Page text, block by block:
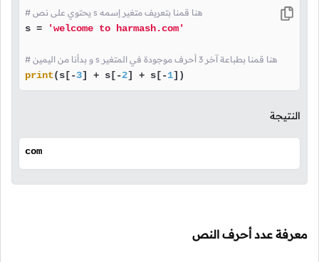
# يحتوي على نص s هنا قمنا بتعريف متغير إسمه
s = 'welcome to harmash.com'
# و بدأنا من اليمين s هنا قمنا بطباعة آخر 3 أحرف موجودة في المتغير
print(s[-3] + s[-2] + s[-1])
النتيجة
com
معرفة عدد أحرف النص